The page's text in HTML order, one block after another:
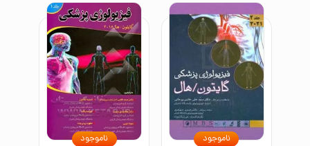
ناموجود ناموجود